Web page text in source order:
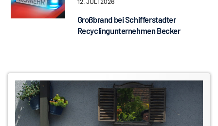
12. JULI 2026
Großbrand bei Schifferstadter
Recyclingunternehmen Becker